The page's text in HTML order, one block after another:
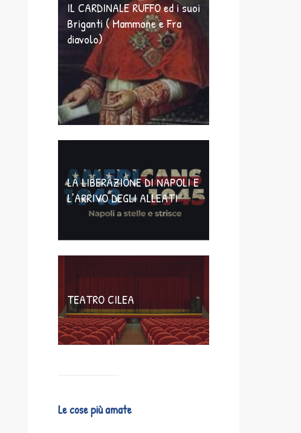
IL CARDINALE RUFFO ed i suoi
Briganti ( Mammone e Fra
diavolo)
LA LIBERAZIONE DI NAPOLI E
L’ARRIVO DEGLI ALLEATI
TEATRO CILEA
Le cose più amate